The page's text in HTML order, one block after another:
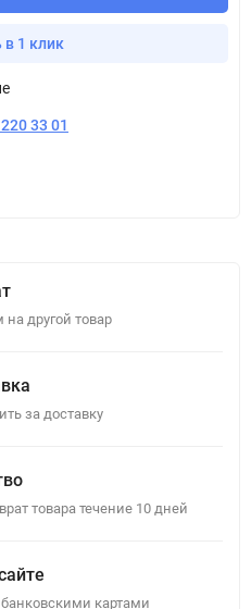
в 1 клик
33 01
другой товар
за доставку
товара течение 10 дней
картами